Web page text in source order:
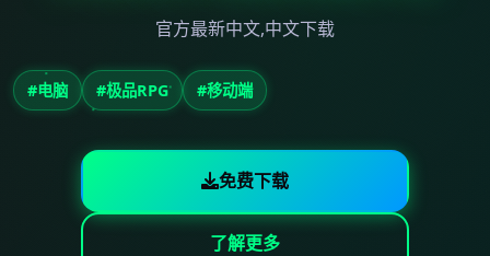
官方最新中文,中文下载
#电脑 #极品RPG #移动端
免费下载
了解更多